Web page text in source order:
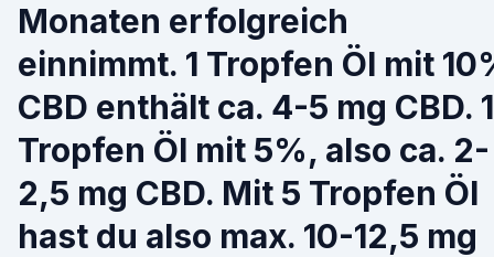
Monaten erfolgreich
einnimmt. 1 Tropfen Öl mit
CBD enthält ca. 4-5 mg CBD. 1
Tropfen Öl mit 5%, also ca. 2-
2,5 mg CBD. Mit 5 Tropfen Öl
hast du also max. 10-12,5 mg